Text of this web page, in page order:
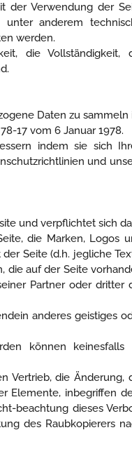
der Verwendung der
anderem
werden.
die Vollständigkeit,
Daten zu sammeln
17 vom 6 Januar 1978.
indem sie sich
und
und verpflichtet sich
die Marken, Logos
Seite (d.h. jegliche
die auf der Seite
Partner oder dritter
anderes geistiges
können keinesfalls
Vertrieb, die Änderung,
Elemente, inbegriffen
beachtung dieses
des Raubkopierers